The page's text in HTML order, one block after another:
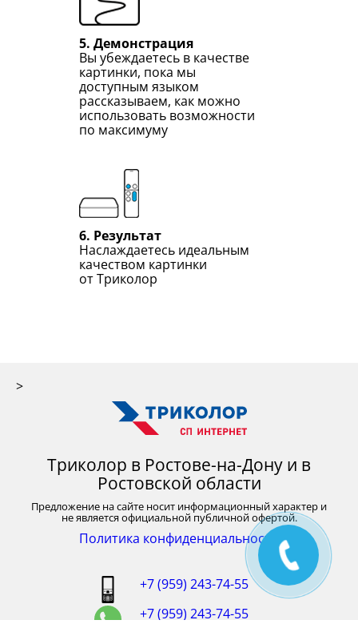
5. Демонстрация
Вы убеждаетесь в качестве
картинки, пока мы
доступным языком
рассказываем, как можно
использовать возможности
по максимуму
6. Результат
Наслаждаетесь идеальным
качеством картинки
от Триколор
>
Триколор в Ростове-на-Дону и в
Ростовской области
Предложение на сайте носит информационный характер и
не является официальной публичной офертой.
Политика конфиденциальности
+7 (959) 243-74-55
+7 (959) 243-74-55